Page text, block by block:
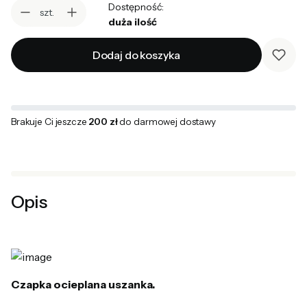
szt.
Dostępność:
duża ilość
Dodaj do koszyka
Brakuje Ci jeszcze 200 złdo darmowej dostawy
Opis
Czapka ocieplana uszanka.